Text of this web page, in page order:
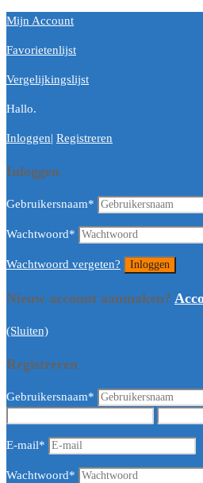
Mijn Account
Favorietenlijst
Vergelijkingslijst
Hallo.
Inloggen| Registreren
Inloggen
Gebruikersnaam*
Wachtwoord*
Wachtwoord vergeten?
Nieuw account aanmaken?
(Sluiten)
Registreren
Gebruikersnaam*
E-mail*
Wachtwoord*